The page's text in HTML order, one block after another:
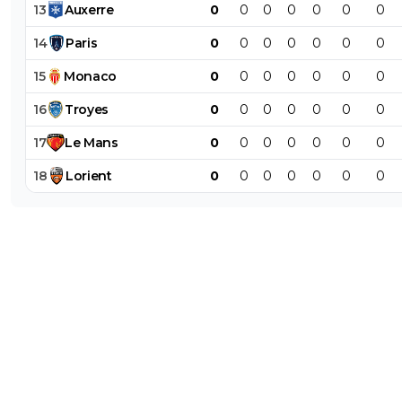
13 Auxerre 0 0 0 0 0 0 0
14 Paris 0 0 0 0 0 0 0
15 Monaco 0 0 0 0 0 0 0
16 Troyes 0 0 0 0 0 0 0
17 Le Mans 0 0 0 0 0 0 0
18 Lorient 0 0 0 0 0 0 0